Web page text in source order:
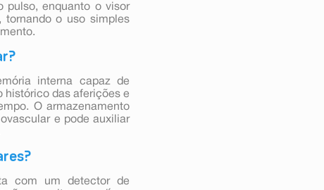
pulso, enquanto o visor
o uso simples
interna capaz de
histórico das aferições e
O armazenamento
e pode auxiliar
com um detector de